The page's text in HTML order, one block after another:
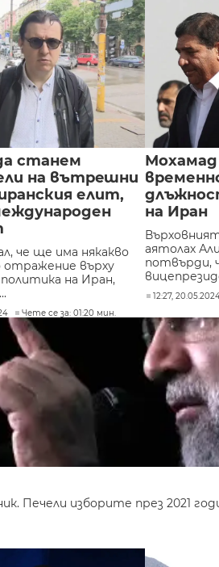
станем
на вътрeшни
елит,
че ще има някакво
отражение върху
на Иран,
Чете се за: 01:20 мин.
на Иран
аятолах
потвърди,
12:27,
Печели изборите през 2021